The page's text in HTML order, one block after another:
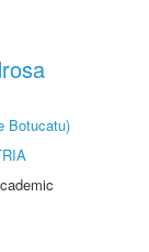
Botucatu)